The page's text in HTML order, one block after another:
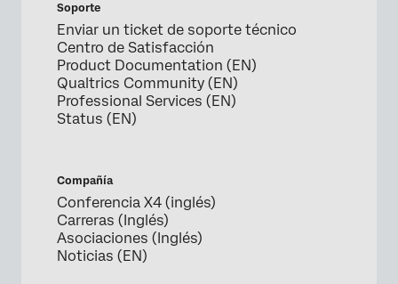
Soporte
Enviar un ticket de soporte técnico
Centro de Satisfacción
Product Documentation (EN)
Qualtrics Community (EN)
Professional Services (EN)
Status (EN)
Compañía
Conferencia X4 (inglés)
Carreras (Inglés)
Asociaciones (Inglés)
Noticias (EN)